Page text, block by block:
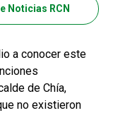
Noticias RCN
a conocer este
de Chía,
no existieron